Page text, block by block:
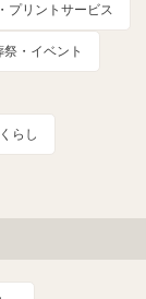
プリントサービス
祭・イベント
らし